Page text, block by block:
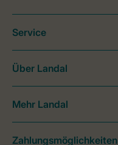
Service
Über Landal
Mehr Landal
Zahlungsmöglichkeiten